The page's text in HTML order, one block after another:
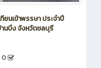
นเข้าพรรษา ประจำปี
นบึง จังหวัดชลบุรี
0